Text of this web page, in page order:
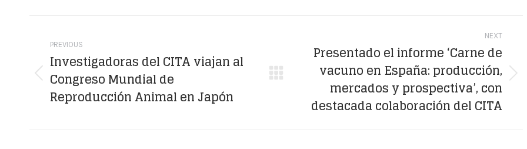
navigation
PREVIOUS
Previous
post:
Investigadoras del CITA viajan al
Congreso Mundial de
Reproducción Animal en Japón
NEXT
Presentado el informe ‘Carne de
vacuno en España: producción,
mercados y prospectiva’, con
destacada colaboración del CITA